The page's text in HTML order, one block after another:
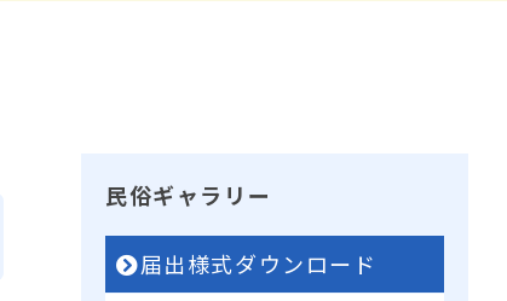
民俗ギャラリー
届出様式ダウンロード